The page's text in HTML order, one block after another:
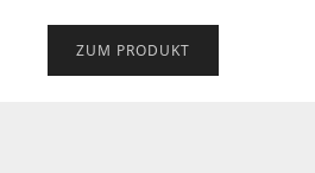
ZUM PRODUKT